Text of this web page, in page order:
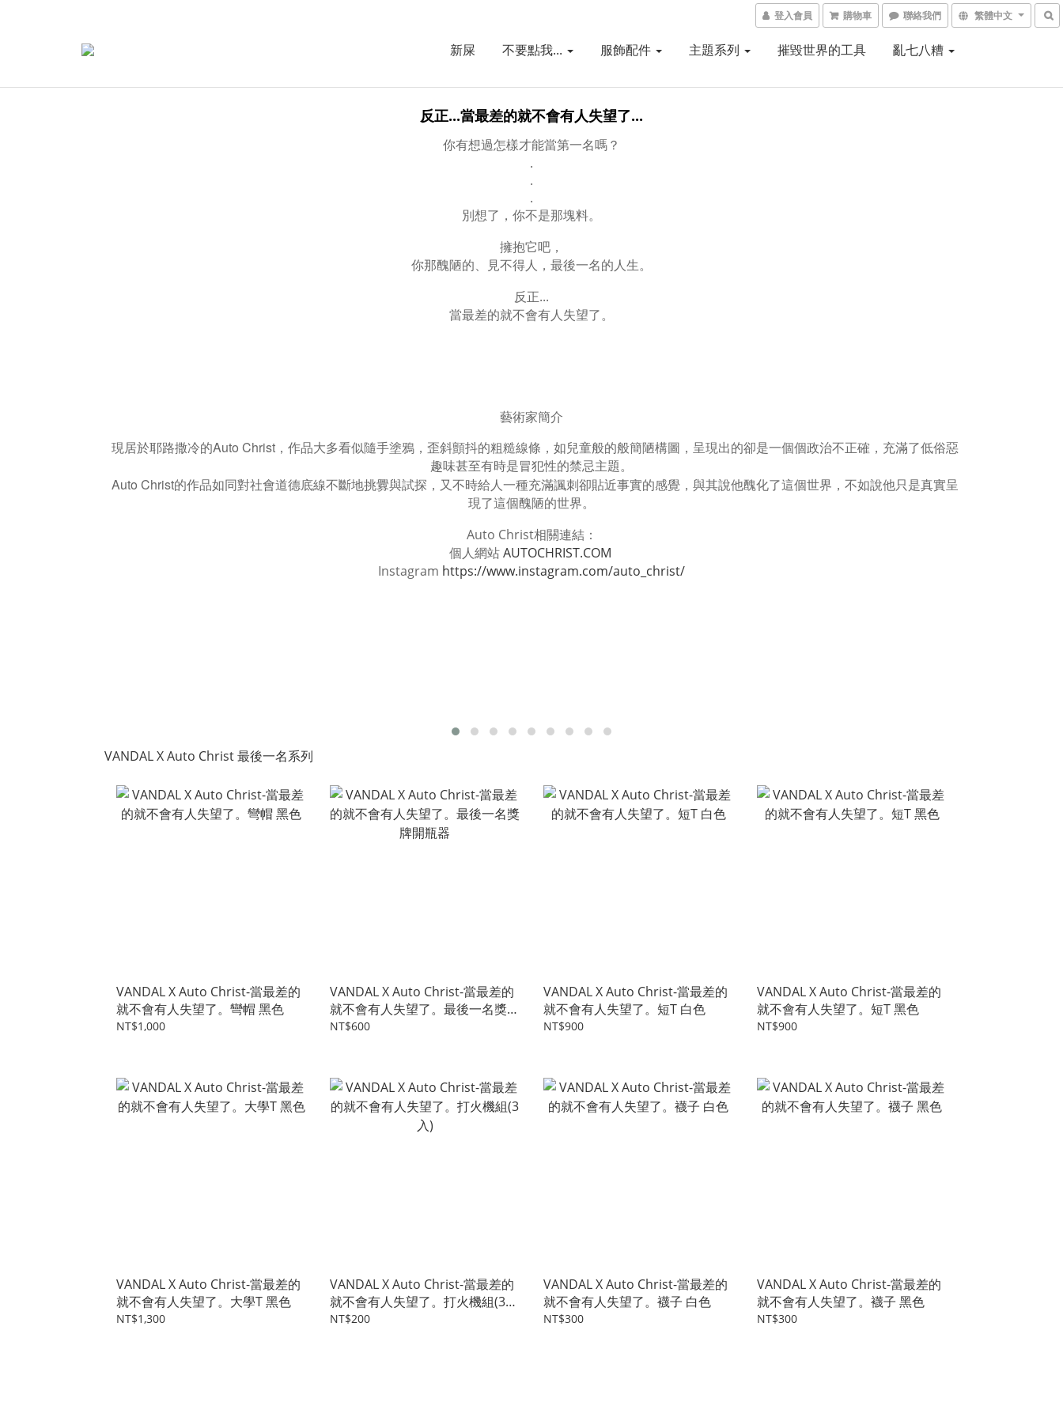
登入會員 購物車 聯絡我們 繁體中文
新屎 不要點我... 服飾配件 主題系列 摧毀世界的工具 亂七八糟
反正...當最差的就不會有人失望了...
你有想過怎樣才能當第一名嗎？
.
.
.
別想了，你不是那塊料。
擁抱它吧，
你那醜陋的、見不得人，最後一名的人生。
反正...
當最差的就不會有人失望了。
藝術家簡介
現居於耶路撒冷的Auto Christ，作品大多看似隨手塗鴉，歪斜顫抖的粗糙線條，如兒童般的般簡陋構圖，呈現出的卻是一個個政治不正確，充滿了低俗惡
趣味甚至有時是冒犯性的禁忌主題。
Auto Christ的作品如同對社會道德底線不斷地挑釁與試探，又不時給人一種充滿諷刺卻貼近事實的感覺，與其說他醜化了這個世界，不如說他只是真實呈
現了這個醜陋的世界。
Auto Christ相關連結：
個人網站 AUTOCHRIST.COM
Instagram https://www.instagram.com/auto_christ/
VANDAL X Auto Christ 最後一名系列
VANDAL X Auto Christ-當最差的
就不會有人失望了。彎帽 黑色
NT$1,000
VANDAL X Auto Christ-當最差的
就不會有人失望了。最後一名獎牌
開瓶器
NT$600
VANDAL X Auto Christ-當最差的
就不會有人失望了。短T 白色
NT$900
VANDAL X Auto Christ-當最差的
就不會有人失望了。短T 黑色
NT$900
VANDAL X Auto Christ-當最差的
就不會有人失望了。大學T 黑色
NT$1,300
VANDAL X Auto Christ-當最差的
就不會有人失望了。打火機組(3
入)
NT$200
VANDAL X Auto Christ-當最差的
就不會有人失望了。襪子 白色
NT$300
VANDAL X Auto Christ-當最差的
就不會有人失望了。襪子 黑色
NT$300